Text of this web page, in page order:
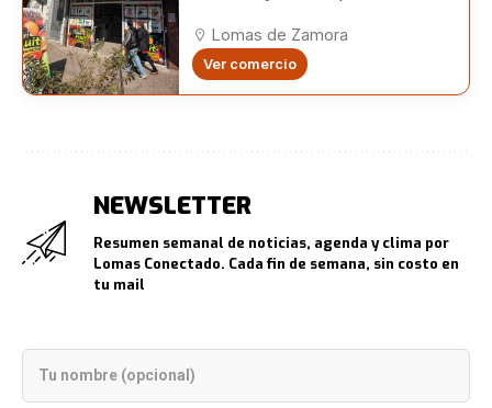
Lomas de Zamora
Ver comercio
NEWSLETTER
Resumen semanal de noticias, agenda y clima por
Lomas Conectado. Cada fin de semana, sin costo en
tu mail